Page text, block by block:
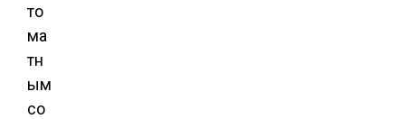
то
ма
тн
ым
со